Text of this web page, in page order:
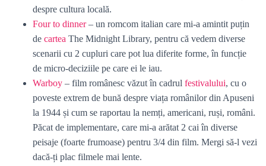
despre cultura locală.
Four to dinner– un romcom italian care mi-a amintit puțin
de cartea The Midnight Library, pentru că vedem diverse
scenarii cu 2 cupluri care pot lua diferite forme, în funcție
de micro-deciziile pe care ei le iau.
Warboy – film românesc văzut în cadrul festivalului, cu o
poveste extrem de bună despre viața românilor din Apuseni
la 1944 și cum se raportau la nemți, americani, ruși, români.
Păcat de implementare, care mi-a arătat 2 cai în diverse
peisaje (foarte frumoase) pentru 3/4 din film. Mergi să-l vezi
dacă-ți plac filmele mai lente.